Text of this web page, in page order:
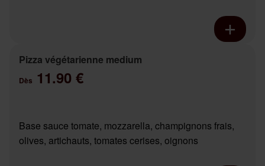
Pizza végétarienne medium
Dès 11.90 €
Base sauce tomate, mozzarella, champignons frais,
olives, artichauts, tomates cerises, oignons